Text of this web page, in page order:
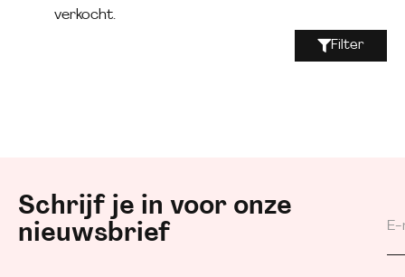
verkocht.
Filter
Schrijf je in voor onze
nieuwsbrief